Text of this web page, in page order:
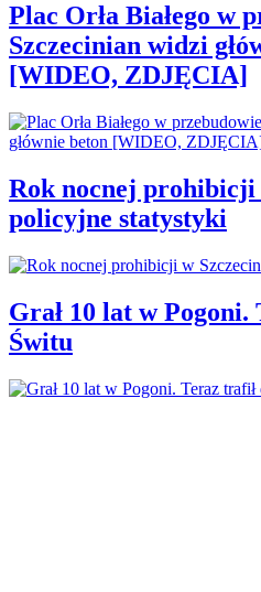
Plac Orła Białego w
Szczecinian widzi
[WIDEO, ZDJĘCIA]
Rok nocnej prohibicji
policyjne statystyki
Grał 10 lat w Pogoni.
Świtu